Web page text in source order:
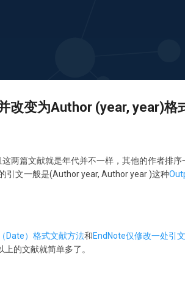
改变为Author (year, year)格
两篇文献就是年代并不一样，其他的作者排序
引文一般是(Author year, Author year )这种
Date）格式文献方法和EndNote仅修改一处引
的文献就简单多了。